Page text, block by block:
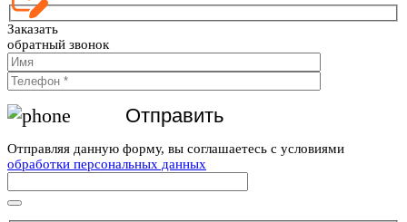
Заказать
обратный звонок
Отправляя данную форму, вы соглашаетесь с условиями
обработки персональных данных